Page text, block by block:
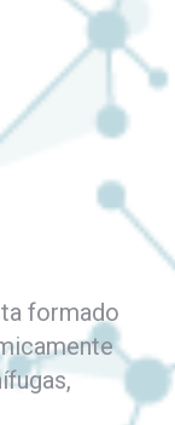
formado